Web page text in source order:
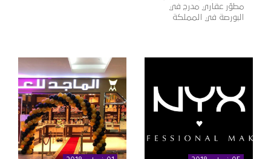
مطوّر عقاري مدرج في
البورصة في المملكة
المتكاملة ومنشآت
التجزئة والترفيه على
الأوسط وأفريقيا وآسيا،
وذلك لافتتاح مجمّع دور
الاستراتيجية لنمو
أعمالها داخل وخارج
المملكة. وتهدف دار
الأركان، الشركة الرائدة
في مجال التطوير العقاري
في المملكة العربية
السعودية […]